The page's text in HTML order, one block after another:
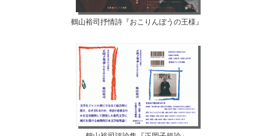
鶴山裕司抒情詩『おこりんぼうの王様』